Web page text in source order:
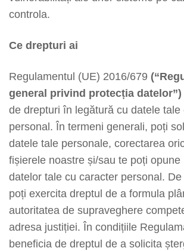
controla.
Ce drepturi ai
Regulamentul (UE) 2016/679
general privind protecția datelor”)
de drepturi în legătură cu datele tale
personal. În termeni generali, poți
datele tale personale, corectarea
fișierele noastre și/sau te poți opune
datelor tale cu caracter personal.
poți exercita dreptul de a formula
autoritatea de supraveghere
adresa justiției. În condițiile
beneficia de dreptul de a solicita